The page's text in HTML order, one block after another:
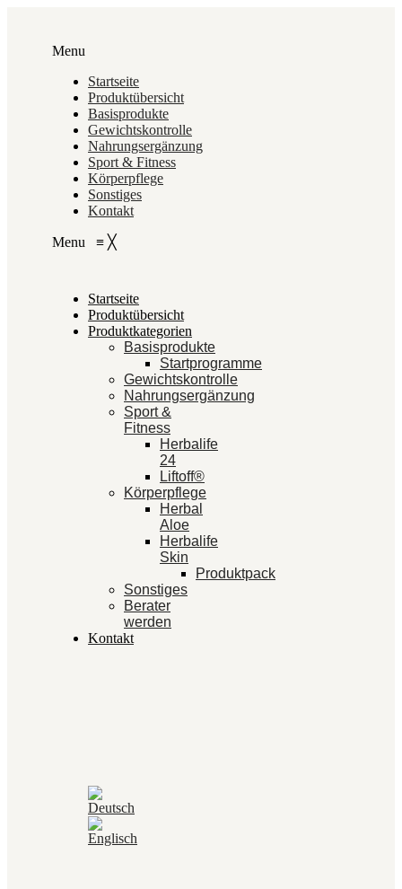
Menu
Startseite
Produktübersicht
Basisprodukte
Gewichtskontrolle
Nahrungsergänzung
Sport & Fitness
Körperpflege
Sonstiges
Kontakt
Menu ≡ ╳
Startseite
Produktübersicht
Produktkategorien
Basisprodukte
Startprogramme
Gewichtskontrolle
Nahrungsergänzung
Sport &
Fitness
Herbalife
24
Liftoff®
Körperpflege
Herbal
Aloe
Herbalife
Skin
Produktpack
Sonstiges
Berater
werden
Kontakt